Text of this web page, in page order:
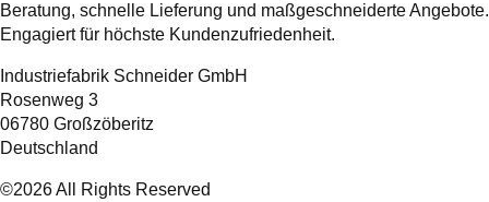
Beratung, schnelle Lieferung und maßgeschneiderte Angebote.
Engagiert für höchste Kundenzufriedenheit.
Industriefabrik Schneider GmbH
Rosenweg 3
06780 Großzöberitz
Deutschland
©2026 All Rights Reserved